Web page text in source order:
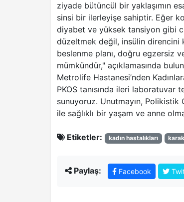
ziyade bütüncül bir yaklaşımın
sinsi bir ilerleyişe sahiptir. Eğer
diyabet ve yüksek tansiyon gibi
düzeltmek değil, insülin direncini
beslenme planı, doğru egzersiz
mümkündür," açıklamasında
Metrolife Hastanesi’nden
PKOS tanısında ileri
sunuyoruz. Unutmayın,
ile sağlıklı bir yaşam ve anne
Etiketler: kadın hastalıkları
Paylaş: Facebook